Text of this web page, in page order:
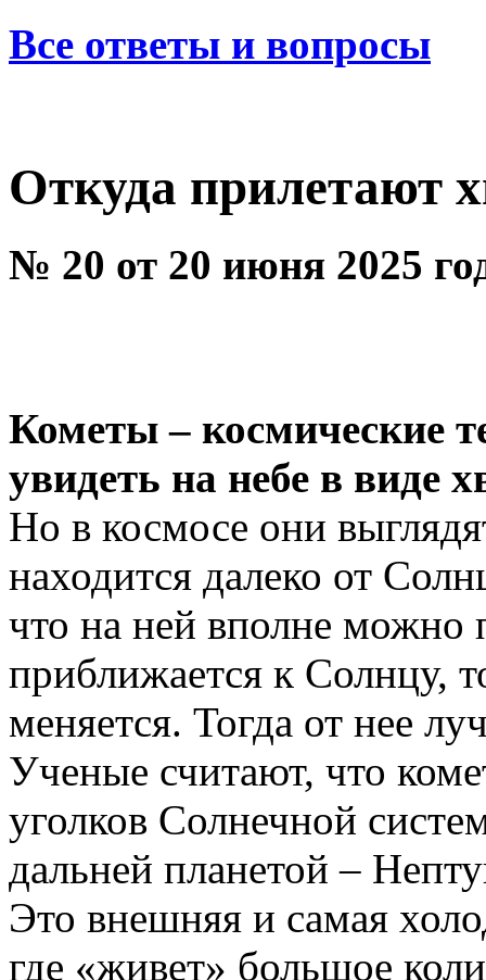
Все ответы и вопросы
Откуда прилетают
№ 20 от 20 июня 2025
Кометы – космические
увидеть на небе в виде
Но в космосе они
находится далеко от
что на ней вполне можно
приближается к Солнцу,
меняется. Тогда от нее
Ученые считают, что
уголков Солнечной
дальней планетой –
Это внешняя и самая
где «живет» большое